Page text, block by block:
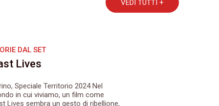
VEDI TUTTI +
DAL SET
Lives
Speciale Territorio 2024 Nel
in cui viviamo, un film come
Lives sembra un gesto di ribellione,